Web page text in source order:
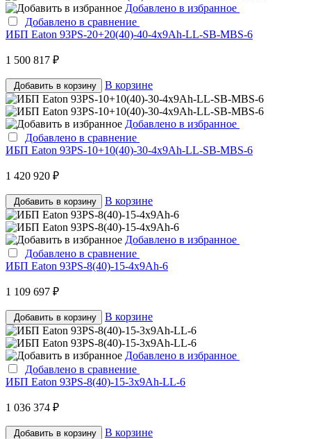
Добавлено в избранное
Добавлено в сравнение
ИБП Eaton 93PS-20+20(40)-40-4x9Ah-LL-SB-MBS-6
1 500 817 ₽
Добавить в корзину В корзине
Добавлено в избранное
Добавлено в сравнение
ИБП Eaton 93PS-10+10(40)-30-4x9Ah-LL-SB-MBS-6
1 420 920 ₽
Добавить в корзину В корзине
Добавлено в избранное
Добавлено в сравнение
ИБП Eaton 93PS-8(40)-15-4x9Ah-6
1 109 697 ₽
Добавить в корзину В корзине
Добавлено в избранное
Добавлено в сравнение
ИБП Eaton 93PS-8(40)-15-3x9Ah-LL-6
1 036 374 ₽
Добавить в корзину В корзине